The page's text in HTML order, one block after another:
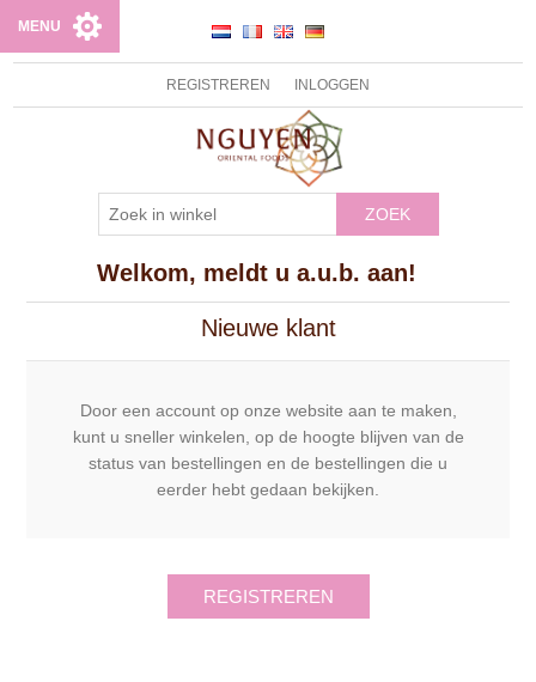
REGISTREREN INLOGGEN
ZOEK
MENU
Welkom, meldt u a.u.b. aan!
Nieuwe klant
Door een account op onze website aan te maken,
kunt u sneller winkelen, op de hoogte blijven van de
status van bestellingen en de bestellingen die u
eerder hebt gedaan bekijken.
REGISTREREN